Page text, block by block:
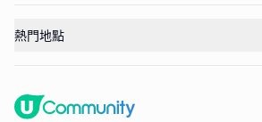
熱門地點